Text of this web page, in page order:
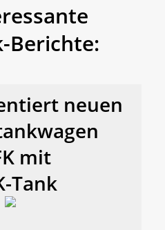
Berichte:
neuen
mit
Tank